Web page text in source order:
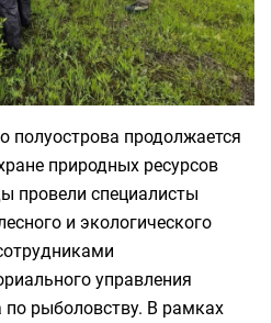
полуострова продолжается
природных ресурсов
провели специалисты
и экологического
управления
по рыболовству. В рамках